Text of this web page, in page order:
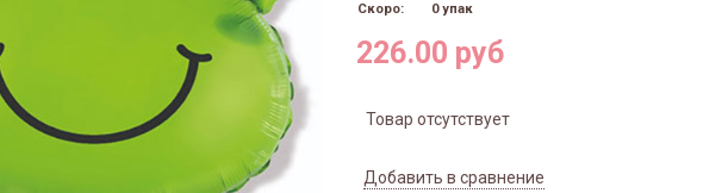
Скоро:
0 упак
226.00 руб
Товар отсутствует
Добавить в сравнение